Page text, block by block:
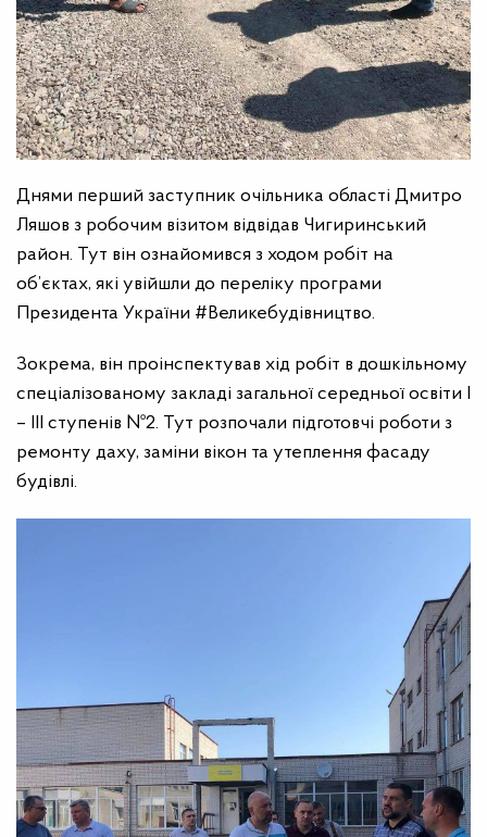
Днями перший заступник очільника області Дмитро
Ляшов з робочим візитом відвідав Чигиринський
район. Тут він ознайомився з ходом робіт на
об’єктах, які увійшли до переліку програми
Президента України #Великебудівництво.
Зокрема, він проінспектував хід робіт в дошкільному
спеціалізованому закладі загальної середньої освіти І
– ІІІ ступенів №2. Тут розпочали підготовчі роботи з
ремонту даху, заміни вікон та утеплення фасаду
будівлі.